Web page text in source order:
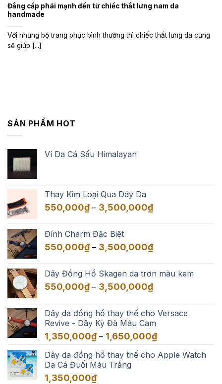
Đẳng cấp phái mạnh đến từ chiếc thắt lưng nam da
handmade
Với những bộ trang phục bình thường thì chiếc thắt lưng da cũng
sẽ giúp [...]
SẢN PHẨM HOT
Ví Da Cá Sấu Himalayan
Thay Kim Loại Qua Dây Da
550,000₫ – 3,500,000₫Khoảng
đến
Đính Charm Đặc Biệt
550,000₫ – 3,500,000₫Khoảng
550,000₫
đến
Dây Đồng Hồ Skagen da trơn màu kem
550,000₫ – 3,500,000₫Khoảng
550,000₫
đến
3,500,000₫
Dây da đồng hồ thay thế cho Versace
Revive - Dây Kỳ Đà Màu Cam
1,350,000₫ – 1,650,000₫Khoảng
từ
Dây da đồng hồ thay thế cho Apple Watch
Da Cá Đuối Màu Trắng
1,350,000₫